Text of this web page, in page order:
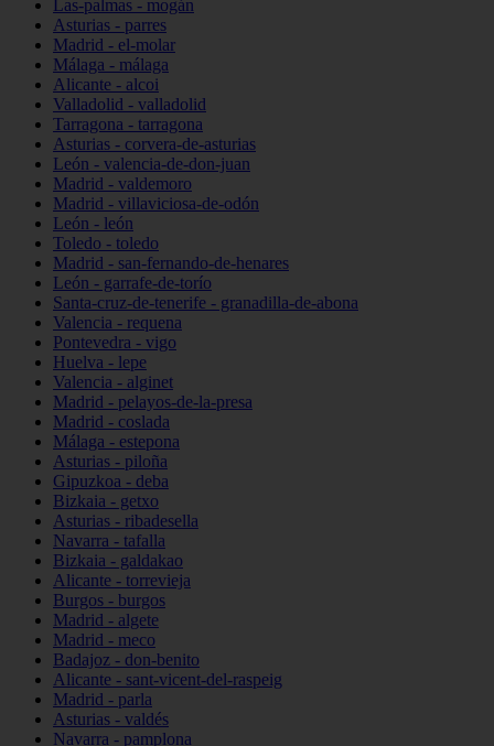
Las-palmas - mogán
Asturias - parres
Madrid - el-molar
Málaga - málaga
Alicante - alcoi
Valladolid - valladolid
Tarragona - tarragona
Asturias - corvera-de-asturias
León - valencia-de-don-juan
Madrid - valdemoro
Madrid - villaviciosa-de-odón
León - león
Toledo - toledo
Madrid - san-fernando-de-henares
León - garrafe-de-torío
Santa-cruz-de-tenerife - granadilla-de-abona
Valencia - requena
Pontevedra - vigo
Huelva - lepe
Valencia - alginet
Madrid - pelayos-de-la-presa
Madrid - coslada
Málaga - estepona
Asturias - piloña
Gipuzkoa - deba
Bizkaia - getxo
Asturias - ribadesella
Navarra - tafalla
Bizkaia - galdakao
Alicante - torrevieja
Burgos - burgos
Madrid - algete
Madrid - meco
Badajoz - don-benito
Alicante - sant-vicent-del-raspeig
Madrid - parla
Asturias - valdés
Navarra - pamplona